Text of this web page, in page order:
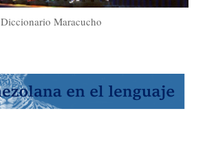
Diccionario Maracucho